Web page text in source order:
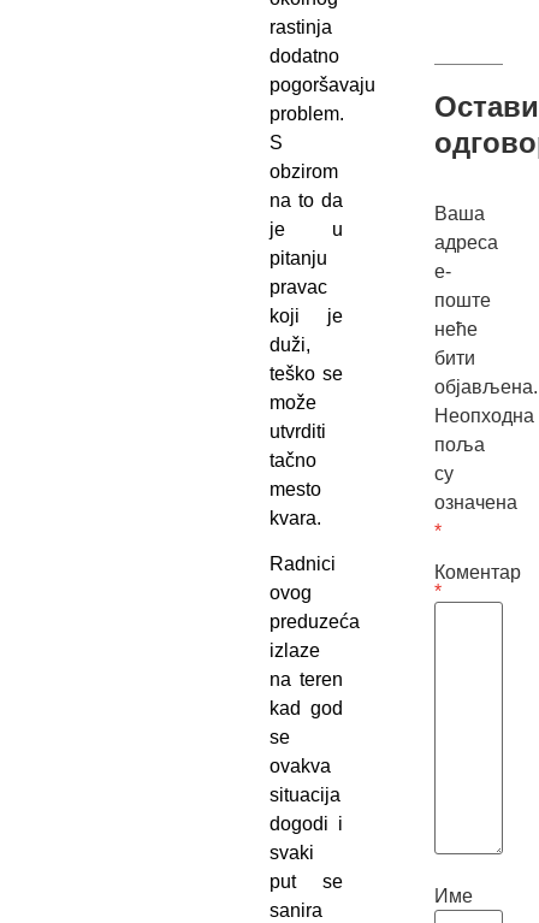
rastinja
dodatno
pogoršavaju
problem.
S
obzirom
na to da
je u
pitanju
pravac
koji je
duži,
teško se
može
utvrditi
tačno
mesto
kvara.
Radnici
ovog
preduzeća
izlaze
na teren
kad god
se
ovakva
situacija
dogodi i
svaki
put se
sanira
Ваша
адреса
е-
поште
неће
бити
објављена.
Неопходна
поља
су
означена
*
Коментар
*
Име